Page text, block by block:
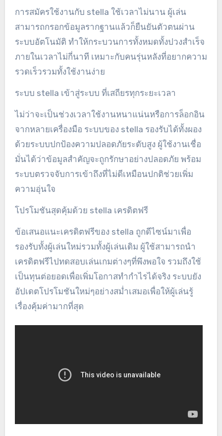
การสมัครใช้งานกับ stella ใช้เวลาไม่นาน ผู้เล่น
สามารถกรอกข้อมูลรากฐานแล้วก็ยืนยันตัวตนผ่าน
ระบบอัตโนมัติ ทำให้กระบวนการทั้งหมดทั้งปวงสำเร็จ
ภายในเวลาไม่กี่นาที เหมาะกับคนรุ่นหลังที่อยากความ
รวดเร็วรวมทั้งใช้งานง่าย
ระบบ stella เข้าสู่ระบบ ที่เสถียรทุกระยะเวลา
ไม่ว่าจะเป็นช่วงเวลาใช้งานหนาแน่นหรือการล็อกอิน
จากหลายเครื่องมือ ระบบของ stella รองรับได้ทั้งผอง
ด้วยระบบปกป้องความปลอดภัยระดับสูง ผู้ใช้งานเชื่อ
มั่นได้ว่าข้อมูลสำคัญจะถูกรักษาอย่างปลอดภัย พร้อม
ระบบตรวจจับการเข้าถึงที่ไม่ดีเหมือนปกติช่วยเพิ่ม
ความอุ่นใจ
โปรโมชันสุดคุ้มด้วย stella เครดิตฟรี
ข้อเสนอแนะเครดิตฟรีของ stella ถูกดีไซน์มาเพื่อ
รองรับทั้งผู้เล่นใหม่รวมทั้งผู้เล่นเดิม ผู้ใช้สามารถนำ
เครดิตฟรีไปทดสอบเล่นเกมต่างๆที่พึงพอใจ รวมถึงใช้
เป็นทุนต่อยอดเพื่อเพิ่มโอกาสทำกำไรได้จริง ระบบยัง
อัปเดตโปรโมชันใหม่ๆอย่างสม่ำเสมอเพื่อให้ผู้เล่นรู้
เรื่องคุ้มค่ามากที่สุด